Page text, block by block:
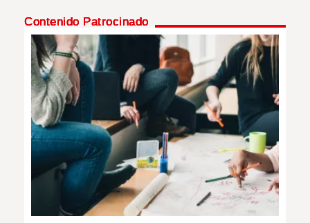
Contenido Patrocinado